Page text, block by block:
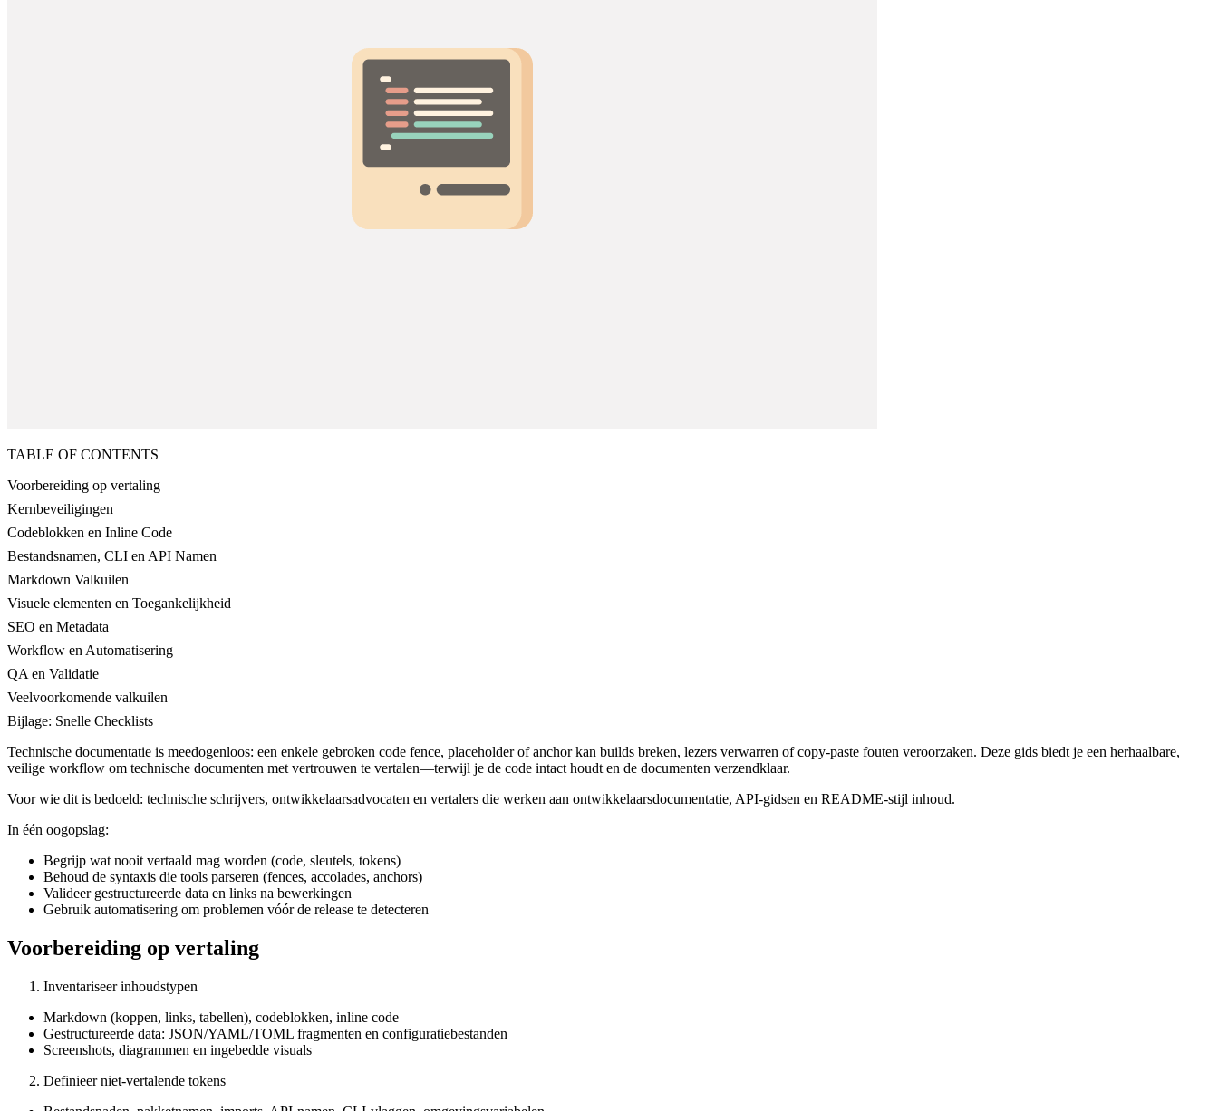
TABLE OF CONTENTS
Voorbereiding op vertaling
Kernbeveiligingen
Codeblokken en Inline Code
Bestandsnamen, CLI en API Namen
Markdown Valkuilen
Visuele elementen en Toegankelijkheid
SEO en Metadata
Workflow en Automatisering
QA en Validatie
Veelvoorkomende valkuilen
Bijlage: Snelle Checklists
Technische documentatie is meedogenloos: een enkele gebroken code fence, placeholder of anchor kan builds breken, lezers verwarren of copy-paste fouten veroorzaken. Deze gids biedt je een herhaalbare,
veilige workflow om technische documenten met vertrouwen te vertalen—terwijl je de code intact houdt en de documenten verzendklaar.
Voor wie dit is bedoeld: technische schrijvers, ontwikkelaarsadvocaten en vertalers die werken aan ontwikkelaarsdocumentatie, API-gidsen en README-stijl inhoud.
In één oogopslag:
Begrijp wat nooit vertaald mag worden (code, sleutels, tokens)
Behoud de syntaxis die tools parseren (fences, accolades, anchors)
Valideer gestructureerde data en links na bewerkingen
Gebruik automatisering om problemen vóór de release te detecteren
Voorbereiding op vertaling
Inventariseer inhoudstypen
Markdown (koppen, links, tabellen), codeblokken, inline code
Gestructureerde data: JSON/YAML/TOML fragmenten en configuratiebestanden
Screenshots, diagrammen en ingebedde visuals
Definieer niet-vertalende tokens